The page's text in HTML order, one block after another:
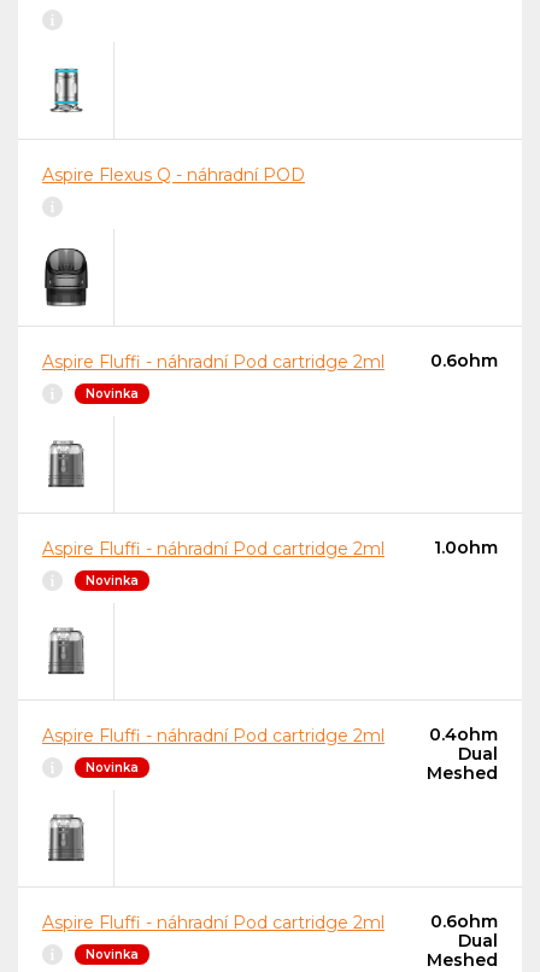
Aspire Flexus Q - náhradní POD
Aspire Fluffi - náhradní Pod cartridge 2ml
Novinka
0.6ohm
Aspire Fluffi - náhradní Pod cartridge 2ml
Novinka
1.0ohm
Aspire Fluffi - náhradní Pod cartridge 2ml
Novinka
0.4ohm
Dual
Meshed
Aspire Fluffi - náhradní Pod cartridge 2ml
Novinka
0.6ohm
Dual
Meshed